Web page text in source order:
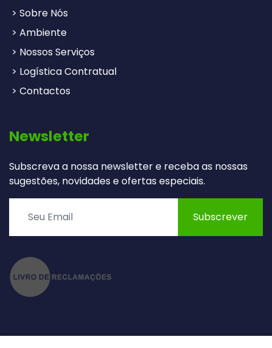
> Sobre Nós
> Ambiente
> Nossos Serviços
> Logística Contratual
> Contactos
Newsletter
Subscreva a nossa newsletter e receba as nossas
sugestões, novidades e ofertas especiais.
Subscrever